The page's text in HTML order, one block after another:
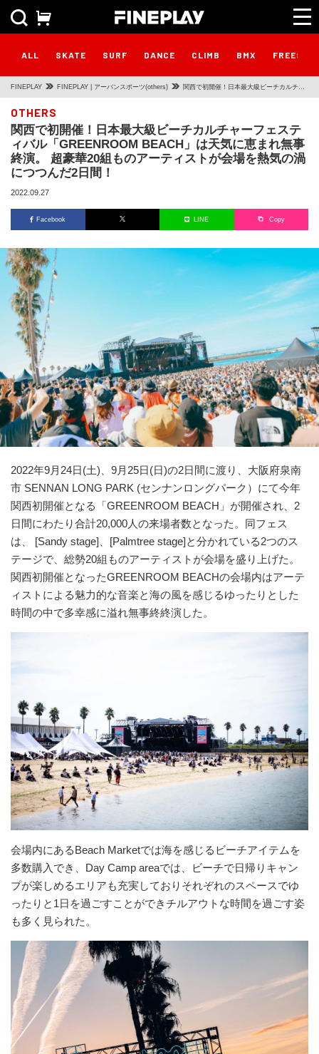
ALL SKATE SURF DANCE CLIMB BMX
FINEPLAY FINEPLAY | アーバンスポーツ(others) 関西で初開催！日本最大級ビーチカルチャ
BEACH」は天気に恵まれ無事終演。 超豪
華20組ものアーティストが会場を熱気の渦
OTHERS
関西で初開催！日本最大級ビーチカルチャーフェステ
ィバル「GREENROOM BEACH」は天気に恵まれ無事
終演。 超豪華20組ものアーティストが会場を熱気の渦
につつんだ2日間！
2022.09.27
Facebook LINE Copy
2022年9月24日(土)、9月25日(日)の2日間に渡り、大阪府泉南
市 SENNAN LONG PARK (センナンロングパーク）にて今年
関西初開催となる「GREENROOM BEACH」が開催され、2
日間にわたり合計20,000人の来場者数となった。同フェス
は、 [Sandy stage]、[Palmtree stage]と分かれている2つのス
テージで、総勢20組ものアーティストが会場を盛り上げた。
関西初開催となったGREENROOM BEACHの会場内はアーテ
ィストによる魅力的な音楽と海の風を感じるゆったりとした
時間の中で多幸感に溢れ無事終終演した。
会場内にあるBeach Marketでは海を感じるビーチアイテムを
多数購入でき、Day Camp areaでは、ビーチで日帰りキャン
プが楽しめるエリアも充実しておりそれぞれのスペースでゆ
ったりと1日を過ごすことができチルアウトな時間を過ごす姿
も多く見られた。